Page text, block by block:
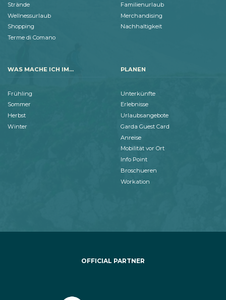
Strände
Wellnessurlaub
Shopping
Terme di Comano
Familienurlaub
Merchandising
Nachhaltigkeit
WAS MACHE ICH IM...
Frühling
Sommer
Herbst
Winter
PLANEN
Unterkünfte
Erlebnisse
Urlaubsangebote
Garda Guest Card
Anreise
Mobilität vor Ort
Info Point
Broschueren
Workation
OFFICIAL PARTNER